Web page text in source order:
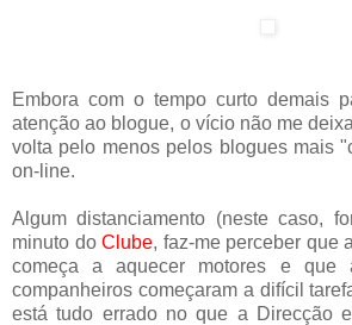
Embora com o tempo curto demais
atenção ao blogue, o vício não me
volta pelo menos pelos blogues mais
on-line.
Algum distanciamento (neste caso,
minuto do Clube, faz-me perceber que
começa a aquecer motores e que
companheiros começaram a difícil
está tudo errado no que a Direcção